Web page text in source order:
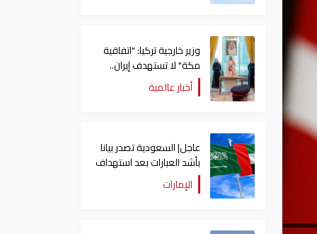
وزير خارجية تركيا: "اتفاقية
مكة" لا تستهدف إيران..
ومصر قد تنضم إليها
أخبار عالمية
عاجل| السعودية تصدر بيانا
بأشد العبارات بعد استهداف
إيران لناقلة إماراتية
الإمارات